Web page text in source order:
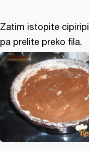
Zatim istopite
pa prelite preko fila.